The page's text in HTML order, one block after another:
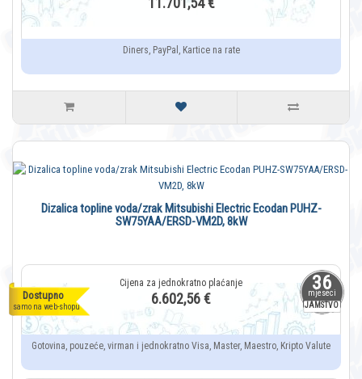
Diners, PayPal, Kartice na rate
36
mjeseci
JAMSTVO
Dostupno
samo na web-shopu
Dizalica topline voda/zrak Mitsubishi Electric Ecodan PUHZ-
SW75YAA/ERSD-VM2D, 8kW
6.602,56 €
Gotovina, pouzeće, virman i jednokratno Visa, Master, Maestro, Kripto Valute